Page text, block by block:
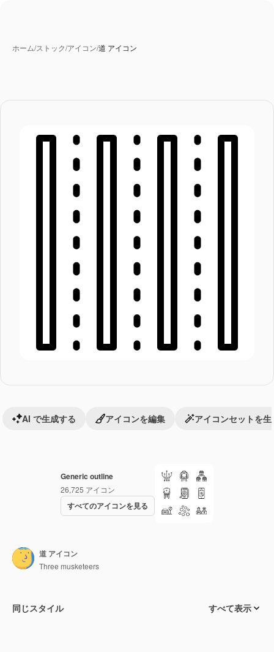
ホーム/ストック/アイコン/道 アイコン
Generic outline
26,725 アイコン
すべてのアイコンを見る
AI で生成する アイコンを編集 アイコンセットを生
道 アイコン
Three musketeers
同じスタイル すべて表示